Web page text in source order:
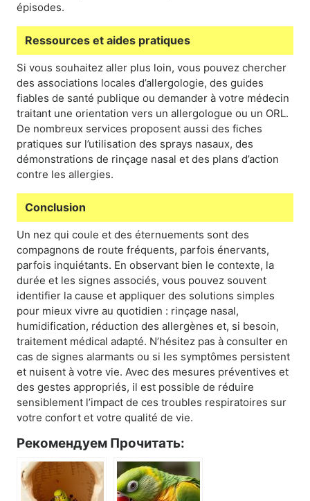
épisodes.
Ressources et aides pratiques
Si vous souhaitez aller plus loin, vous pouvez chercher
des associations locales d’allergologie, des guides
fiables de santé publique ou demander à votre médecin
traitant une orientation vers un allergologue ou un ORL.
De nombreux services proposent aussi des fiches
pratiques sur l’utilisation des sprays nasaux, des
démonstrations de rinçage nasal et des plans d’action
contre les allergies.
Conclusion
Un nez qui coule et des éternuements sont des
compagnons de route fréquents, parfois énervants,
parfois inquiétants. En observant bien le contexte, la
durée et les signes associés, vous pouvez souvent
identifier la cause et appliquer des solutions simples
pour mieux vivre au quotidien : rinçage nasal,
humidification, réduction des allergènes et, si besoin,
traitement médical adapté. N’hésitez pas à consulter en
cas de signes alarmants ou si les symptômes persistent
et nuisent à votre vie. Avec des mesures préventives et
des gestes appropriés, il est possible de réduire
sensiblement l’impact de ces troubles respiratoires sur
votre confort et votre qualité de vie.
Рекомендуем Прочитать: